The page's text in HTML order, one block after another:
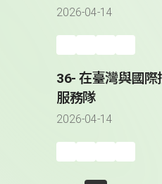
2026-04-14
36- 在臺灣與國
服務隊
2026-04-14